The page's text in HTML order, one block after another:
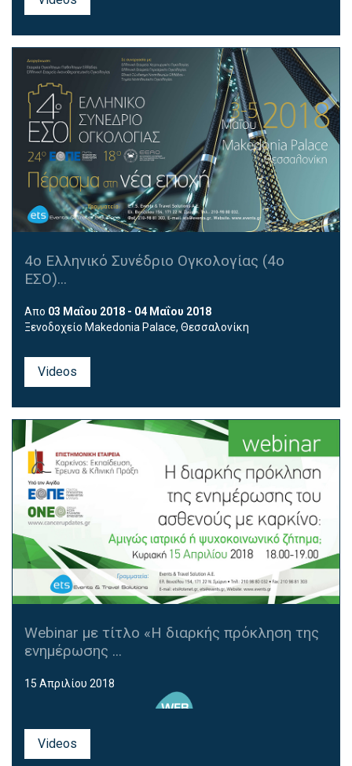
4ο Ελληνικό Συνέδριο Ογκολογίας (4ο
ΕΣΟ)...
Απο 03 Μαΐου 2018 - 04 Μαΐου 2018
Ξενοδοχείο Makedonia Palace, Θεσσαλονίκη
Εικονική περιήγηση
Για να περιηγηθείτε, παρακαλώ πατήστε
Videos
Webinar με τίτλο «Η διαρκής πρόκληση της
ενημέρωσης ...
15 Απριλίου 2018
Videos